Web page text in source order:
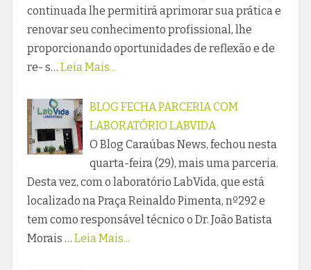
continuada lhe permitirá aprimorar sua prática e
renovar seu conhecimento profissional, lhe
proporcionando oportunidades de reflexão e de
re- s… Leia Mais...
BLOG FECHA PARCERIA COM
LABORATÓRIO LABVIDA
O Blog Caraúbas News, fechou nesta
quarta-feira (29), mais uma parceria.
Desta vez, com o laboratório LabVida, que está
localizado na Praça Reinaldo Pimenta, nº292 e
tem como responsável técnico o Dr. João Batista
Morais … Leia Mais...